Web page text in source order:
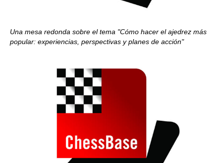
Una mesa redonda sobre el tema "Cómo hacer el ajedrez más
popular: experiencias, perspectivas y planes de acción"